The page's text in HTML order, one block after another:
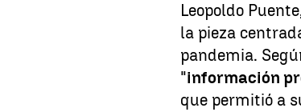
Leopoldo
la pieza
pandemia.
"información
que permitió a